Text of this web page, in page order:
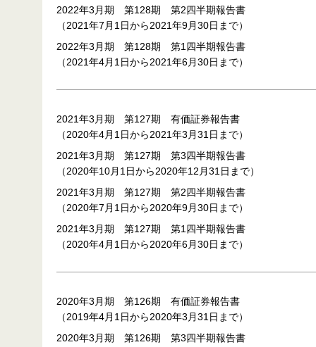
2022年3月期 第128期 第2四半期報告書
（2021年7月1日から2021年9月30日まで）
2022年3月期 第128期 第1四半期報告書
（2021年4月1日から2021年6月30日まで）
2021年3月期 第127期 有価証券報告書
（2020年4月1日から2021年3月31日まで）
2021年3月期 第127期 第3四半期報告書
（2020年10月1日から2020年12月31日まで）
2021年3月期 第127期 第2四半期報告書
（2020年7月1日から2020年9月30日まで）
2021年3月期 第127期 第1四半期報告書
（2020年4月1日から2020年6月30日まで）
2020年3月期 第126期 有価証券報告書
（2019年4月1日から2020年3月31日まで）
2020年3月期 第126期 第3四半期報告書